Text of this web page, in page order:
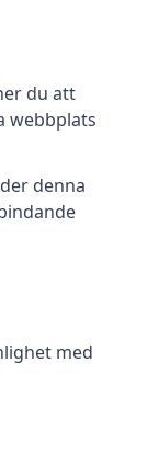
du att
webbplats
denna
med